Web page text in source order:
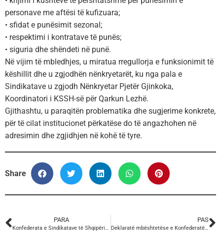
personave me aftësi të kufizuara;
• sfidat e punësimit sezonal;
• respektimi i kontratave të punës;
• siguria dhe shëndeti në punë.
Në vijim të mbledhjes, u miratua rregullorja e funksionimit të
këshillit dhe u zgjodhën nënkryetarët, ku nga pala e
Sindikatave u zgjodh Nënkryetar Pjetër Gjinkoka,
Koordinatori i KSSH-së për Qarkun Lezhë.
Gjithashtu, u paraqitën problematika dhe sugjerime konkrete,
për të cilat institucionet përkatëse do të angazhohen në
adresimin dhe zgjidhjen në kohë të tyre.
Share
PARA
Konfederata e Sindikatave të Shqipërisë – Mesazh solidariteti me studentët shqiptar në Maqedoninë e Veriut.
PAS
Deklaratë mbështetëse e Konfederatës së Sindikatave të Shqipërisë për minatorët e Minierës së Kromit në Bulqizë.